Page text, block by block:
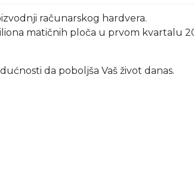
računarskog hardvera.
matičnih ploča u prvom kvartalu
da poboljša Vaš život danas.